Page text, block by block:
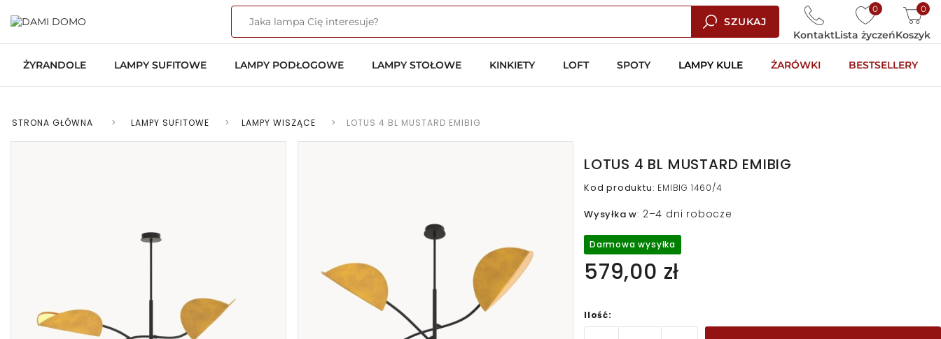
SZUKAJ
0
Lista życzeń
0
Koszyk
Kontakt
ŻYRANDOLE LAMPY SUFITOWE LAMPY PODŁOGOWE LAMPY STOŁOWE KINKIETY LOFT SPOTY LAMPY KULE ŻARÓWKI BESTSELLERY
STRONA GŁÓWNA > LAMPY SUFITOWE > LAMPY WISZĄCE > LOTUS 4 BL MUSTARD EMIBIG
LOTUS 4 BL MUSTARD EMIBIG
Kod produktu: EMIBIG 1460/4
Wysyłka w: 2–4 dni robocze
Darmowa wysyłka
579,00 zł
Ilość: